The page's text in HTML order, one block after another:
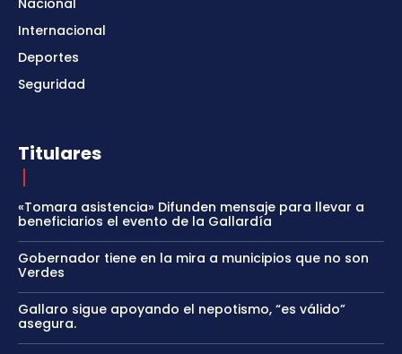
Internacional
Deportes
Seguridad
Titulares
«Tomara asistencia» Difunden mensaje para llevar a
beneficiarios el evento de la Gallardía
Gobernador tiene en la mira a municipios que no son
Verdes
Gallaro sigue apoyando el nepotismo, “es válido”
asegura.